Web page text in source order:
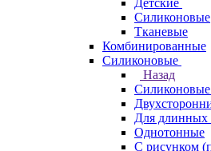
Детские
Силиконовые
Тканевые
Комбинированные
Силиконовые
Назад
Силиконовые
Для длинных
Однотонные
С рисунком